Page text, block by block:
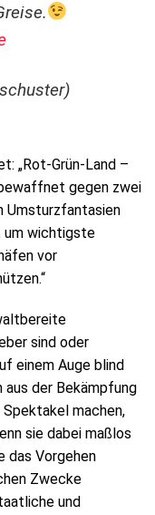
„Rot-Grün-Land –
gegen zwei
Umsturzfantasien
um wichtigste
vor
sind oder
einem Auge blind
aus der Bekämpfung
machen,
sie dabei maßlos
das Vorgehen
Zwecke
und